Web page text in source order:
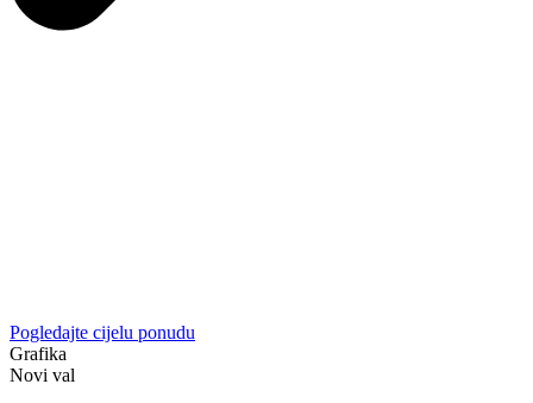
Pogledajte cijelu ponudu
Grafika
Novi val